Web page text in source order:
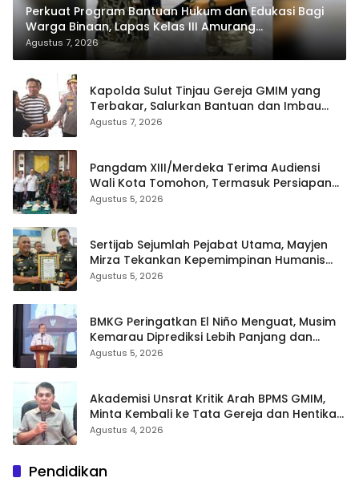
Perkuat Program Bantuan Hukum dan Edukasi Bagi
Warga Binaan, Lapas Kelas III Amurang
Tandatangani MoU Dengan LBH KASALANG CENTER
Agustus 7, 2026
Kapolda Sulut Tinjau Gereja GMIM yang
Terbakar, Salurkan Bantuan dan Imbau
Waspada Musim Kemarau
Agustus 7, 2026
Pangdam XIII/Merdeka Terima Audiensi
Wali Kota Tomohon, Termasuk Persiapan
TIFF
Agustus 5, 2026
Sertijab Sejumlah Pejabat Utama, Mayjen
Mirza Tekankan Kepemimpinan Humanis
dan Profesional
Agustus 5, 2026
BMKG Peringatkan El Niño Menguat, Musim
Kemarau Diprediksi Lebih Panjang dan
Kering pada Agustus–September
Agustus 5, 2026
Akademisi Unsrat Kritik Arah BPMS GMIM,
Minta Kembali ke Tata Gereja dan Hentikan
Polarisasi
Agustus 4, 2026
Pendidikan